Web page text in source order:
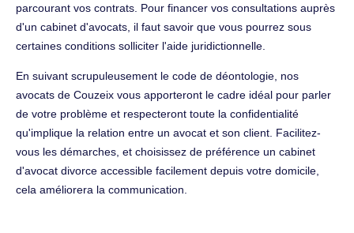
parcourant vos contrats. Pour financer vos consultations auprès
d'un cabinet d'avocats, il faut savoir que vous pourrez sous
certaines conditions solliciter l'aide juridictionnelle.
En suivant scrupuleusement le code de déontologie, nos
avocats de Couzeix vous apporteront le cadre idéal pour parler
de votre problème et respecteront toute la confidentialité
qu'implique la relation entre un avocat et son client. Facilitez-
vous les démarches, et choisissez de préférence un cabinet
d'avocat divorce accessible facilement depuis votre domicile,
cela améliorera la communication.